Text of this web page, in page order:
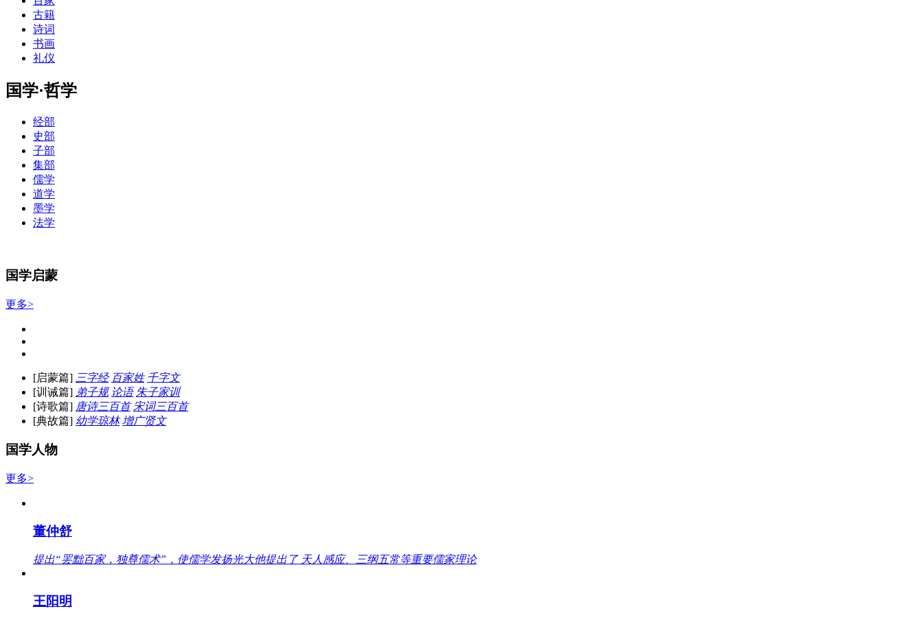
古籍
诗词
书画
礼仪
国学·哲学
经部
史部
子部
集部
儒学
道学
墨学
法学
国学启蒙
更多>
[启蒙篇] 三字经 百家姓 千字文
[训诫篇] 弟子规 论语 朱子家训
[诗歌篇] 唐诗三百首 宋词三百首
[典故篇] 幼学琼林 增广贤文
国学人物
更多>
董仲舒
提出“罢黜百家，独尊儒术”，使儒学发扬光大他提出了 天人感应、三纲五常等重要儒家理论
王阳明